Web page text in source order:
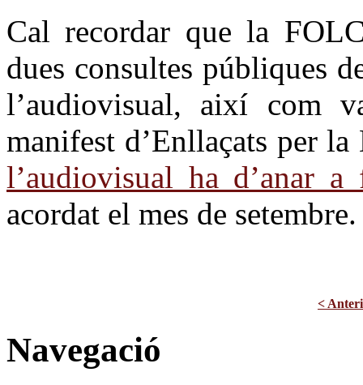
Cal recordar que la
dues consultes públiques
l’audiovisual, així com
manifest d’Enllaçats per
l’audiovisual ha d’anar
acordat el mes de setembre.
<
Navegació